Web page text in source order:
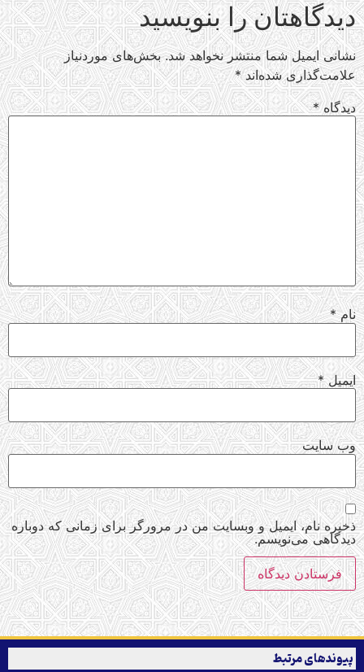
دیدگاهتان را بنویسید
نشانی ایمیل شما منتشر نخواهد شد. بخش‌های موردنیاز
علامت‌گذاری شده‌اند*
دیدگاه*
نام*
ایمیل*
وب‌ سایت
ذخیره نام، ایمیل و وبسایت من در مرورگر برای زمانی که دوباره
دیدگاهی می‌نویسم.
پیوندهای مرتبط